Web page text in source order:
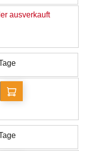
ausverkauft